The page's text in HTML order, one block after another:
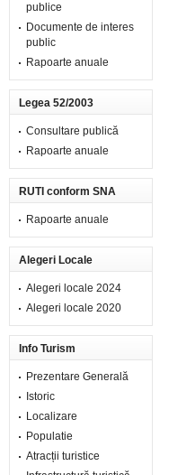
publice
Documente de interes
public
Rapoarte anuale
Legea 52/2003
Consultare publică
Rapoarte anuale
RUTI conform SNA
Rapoarte anuale
Alegeri Locale
Alegeri locale 2024
Alegeri locale 2020
Info Turism
Prezentare Generală
Istoric
Localizare
Populatie
Atracții turistice